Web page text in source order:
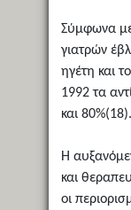
Σύμφωνα με
γιατρών
ηγέτη και
1992 τα
και 80%(18).
Η
και
οι